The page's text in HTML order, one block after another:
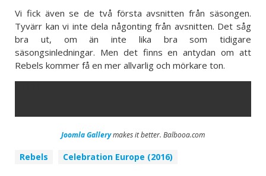
Vi fick även se de två första avsnitten från säsongen.
Tyvärr kan vi inte dela någonting från avsnitten. Det såg
bra ut, om än inte lika bra som tidigare
säsongsinledningar. Men det finns en antydan om att
Rebels kommer få en mer allvarlig och mörkare ton.
Joomla Gallerymakes it better. Balbooa.com
Rebels Celebration Europe (2016)